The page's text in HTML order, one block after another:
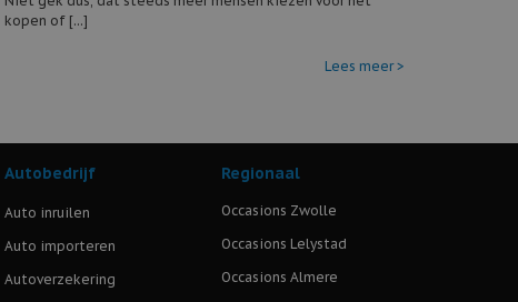
kopen of [...]
Lees meer >
Autobedrijf
Auto inruilen
Auto importeren
Autoverzekering
Regionaal
Occasions Zwolle
Occasions Lelystad
Occasions Almere